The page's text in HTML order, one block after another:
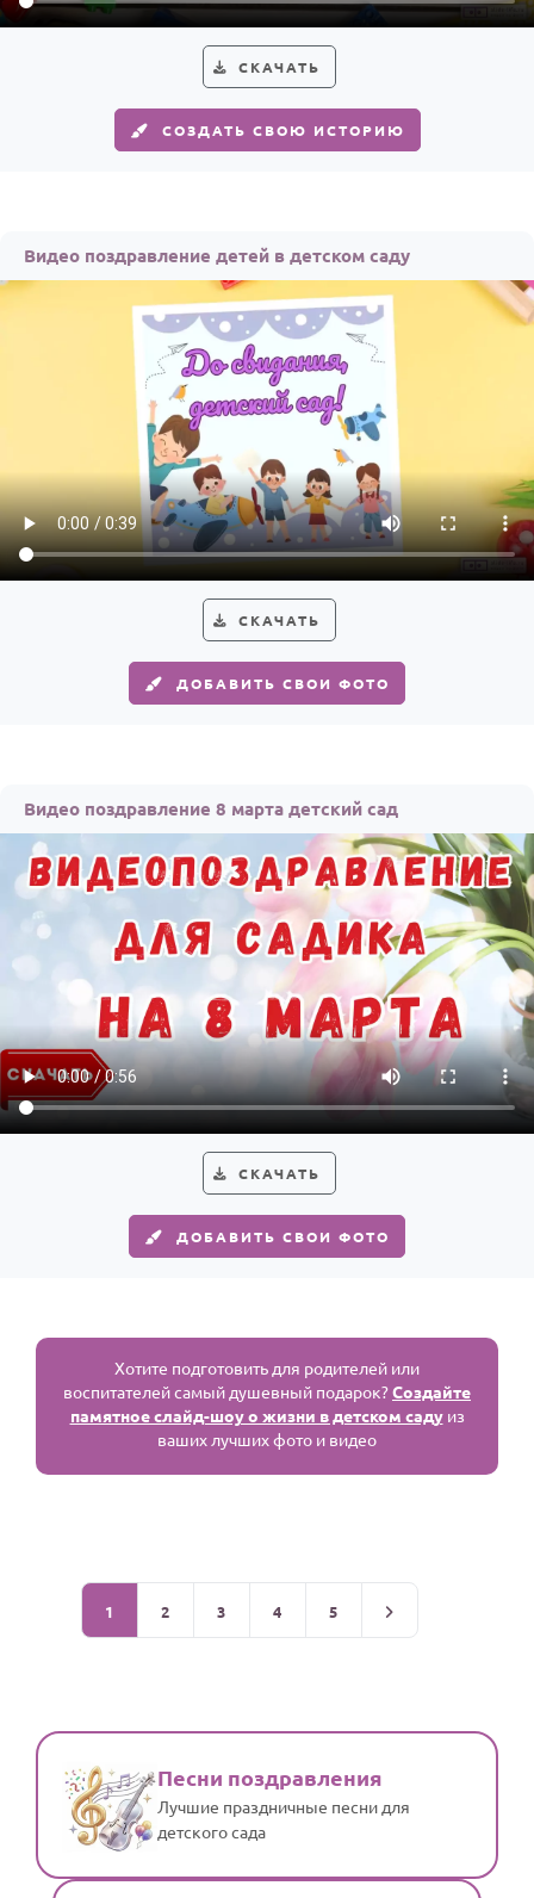
СКАЧАТЬ
СОЗДАТЬ СВОЮ ИСТОРИЮ
Видео поздравление детей в детском саду
СКАЧАТЬ
ДОБАВИТЬ СВОИ ФОТО
Видео поздравление 8 марта детский сад
СКАЧАТЬ
ДОБАВИТЬ СВОИ ФОТО
Хотите подготовить для родителей или
воспитателей самый душевный подарок?Создайте
памятное слайд-шоу о жизни в детском садуиз
ваших лучших фото и видео
1 2 3 4 5
Песни поздравления
Лучшие праздничные песни для
детского сада